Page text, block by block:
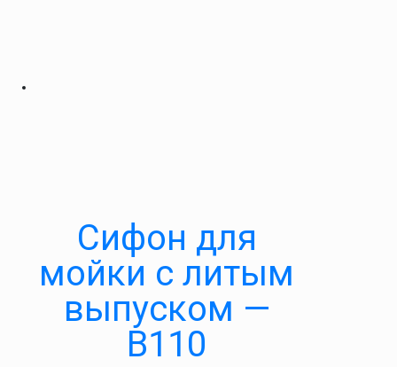
Cифон для
мойки с литым
выпуском —
В110